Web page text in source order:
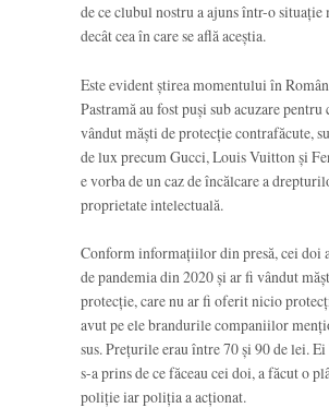
de ce clubul nostru a ajuns într-o
decât cea în care se află aceștia.
Este evident știrea momentului în
Pastramă au fost puși sub acuzare pentru
vândut măști de protecție contrafăcute,
de lux precum Gucci, Louis Vuitton și
e vorba de un caz de încălcare a
proprietate intelectuală.
Conform informațiilor din presă, cei doi
de pandemia din 2020 și ar fi vândut
protecție, care nu ar fi oferit nicio
avut pe ele brandurile companiilor
sus. Prețurile erau între 70 și 90 de lei.
s-a prins de ce făceau cei doi, a făcut o
poliție iar poliția a acționat.